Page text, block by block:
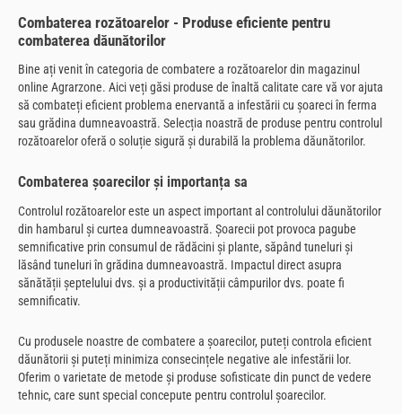
Combaterea rozătoarelor - Produse eficiente pentru
combaterea dăunătorilor
Bine ați venit în categoria de combatere a rozătoarelor din magazinul
online Agrarzone. Aici veți găsi produse de înaltă calitate care vă vor ajuta
să combateți eficient problema enervantă a infestării cu șoareci în ferma
sau grădina dumneavoastră. Selecția noastră de produse pentru controlul
rozătoarelor oferă o soluție sigură și durabilă la problema dăunătorilor.
Combaterea șoarecilor și importanța sa
Controlul rozătoarelor este un aspect important al controlului dăunătorilor
din hambarul și curtea dumneavoastră. Șoarecii pot provoca pagube
semnificative prin consumul de rădăcini și plante, săpând tuneluri și
lăsând tuneluri în grădina dumneavoastră. Impactul direct asupra
sănătății șeptelului dvs. și a productivității câmpurilor dvs. poate fi
semnificativ.
Cu produsele noastre de combatere a șoarecilor, puteți controla eficient
dăunătorii și puteți minimiza consecințele negative ale infestării lor.
Oferim o varietate de metode și produse sofisticate din punct de vedere
tehnic, care sunt special concepute pentru controlul șoarecilor.